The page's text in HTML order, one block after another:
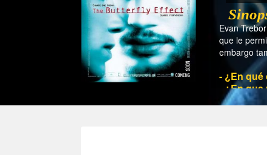
Evan
que le
embargo
- ¿En qué
- ¿En
- ¿En